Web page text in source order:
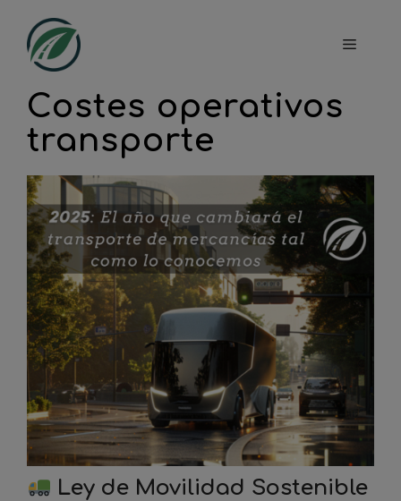
contenido
Menú
Costes operativos
transporte
Ley de Movilidad Sostenible